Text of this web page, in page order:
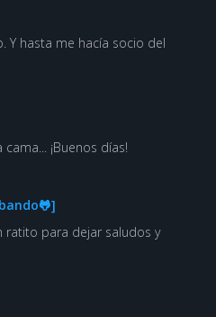
Y hasta me hacía socio del
cama... ¡Buenos días!
ratito para dejar saludos y